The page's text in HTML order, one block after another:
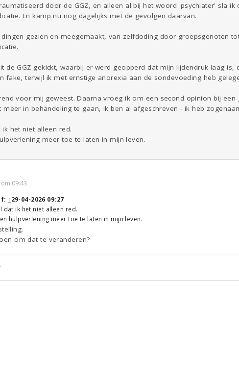
door de GGZ, en alleen al bij het woord 'psychiater' sla ik
En kamp nu nog dagelijks met de gevolgen daarvan.
gezien en meegemaakt, van zelfdoding door groepsgenoten
de GGZ gekickt, waarbij er werd geopperd dat mijn lijdendruk laag is,
fake, terwijl ik met ernstige anorexia aan de sondevoeding heb
voor mij geweest. Daarna vroeg ik om een second opinion bij een
meer in behandeling te gaan, ik ben al afgeschreven - ik heb
het niet alleen red.
meer toe te laten in mijn leven.
09:43
↑29-04-2026 09:27
dat ik het niet alleen red.
hulpverlening meer toe te laten in mijn leven.
om dat te veranderen?